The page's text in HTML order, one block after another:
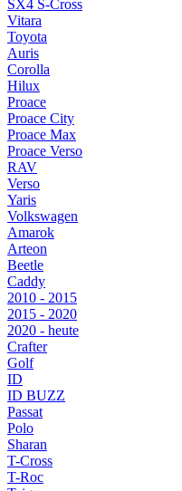
SX4 S-Cross
Vitara
Toyota
Auris
Corolla
Hilux
Proace
Proace City
Proace Max
Proace Verso
RAV
Verso
Yaris
Volkswagen
Amarok
Arteon
Beetle
Caddy
2010 - 2015
2015 - 2020
2020 - heute
Crafter
Golf
ID
ID BUZZ
Passat
Polo
Sharan
T-Cross
T-Roc